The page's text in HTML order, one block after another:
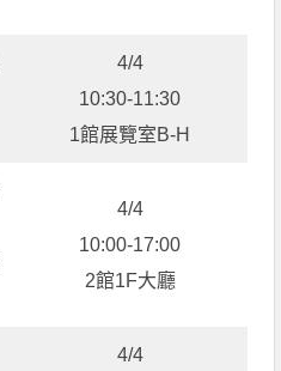
4/4
10:30-11:30
1館展覽室B-H
4/4
10:00-17:00
2館1F大廳
4/4